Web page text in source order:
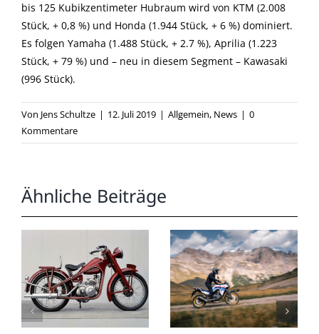
bis 125 Kubikzentimeter Hubraum wird von KTM (2.008
Stück, + 0,8 %) und Honda (1.944 Stück, + 6 %) dominiert.
Es folgen Yamaha (1.488 Stück, + 2.7 %), Aprilia (1.223
Stück, + 79 %) und – neu in diesem Segment – Kawasaki
(996 Stück).
Von Jens Schultze | 12. Juli 2019 | Allgemein, News | 0
Kommentare
Ähnliche Beiträge